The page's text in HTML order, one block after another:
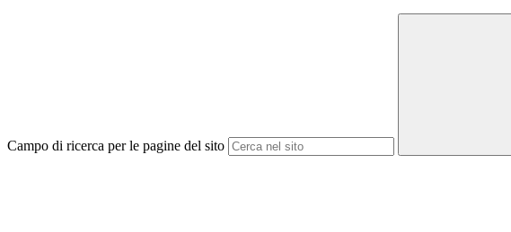
Campo di ricerca per le pagine del sito